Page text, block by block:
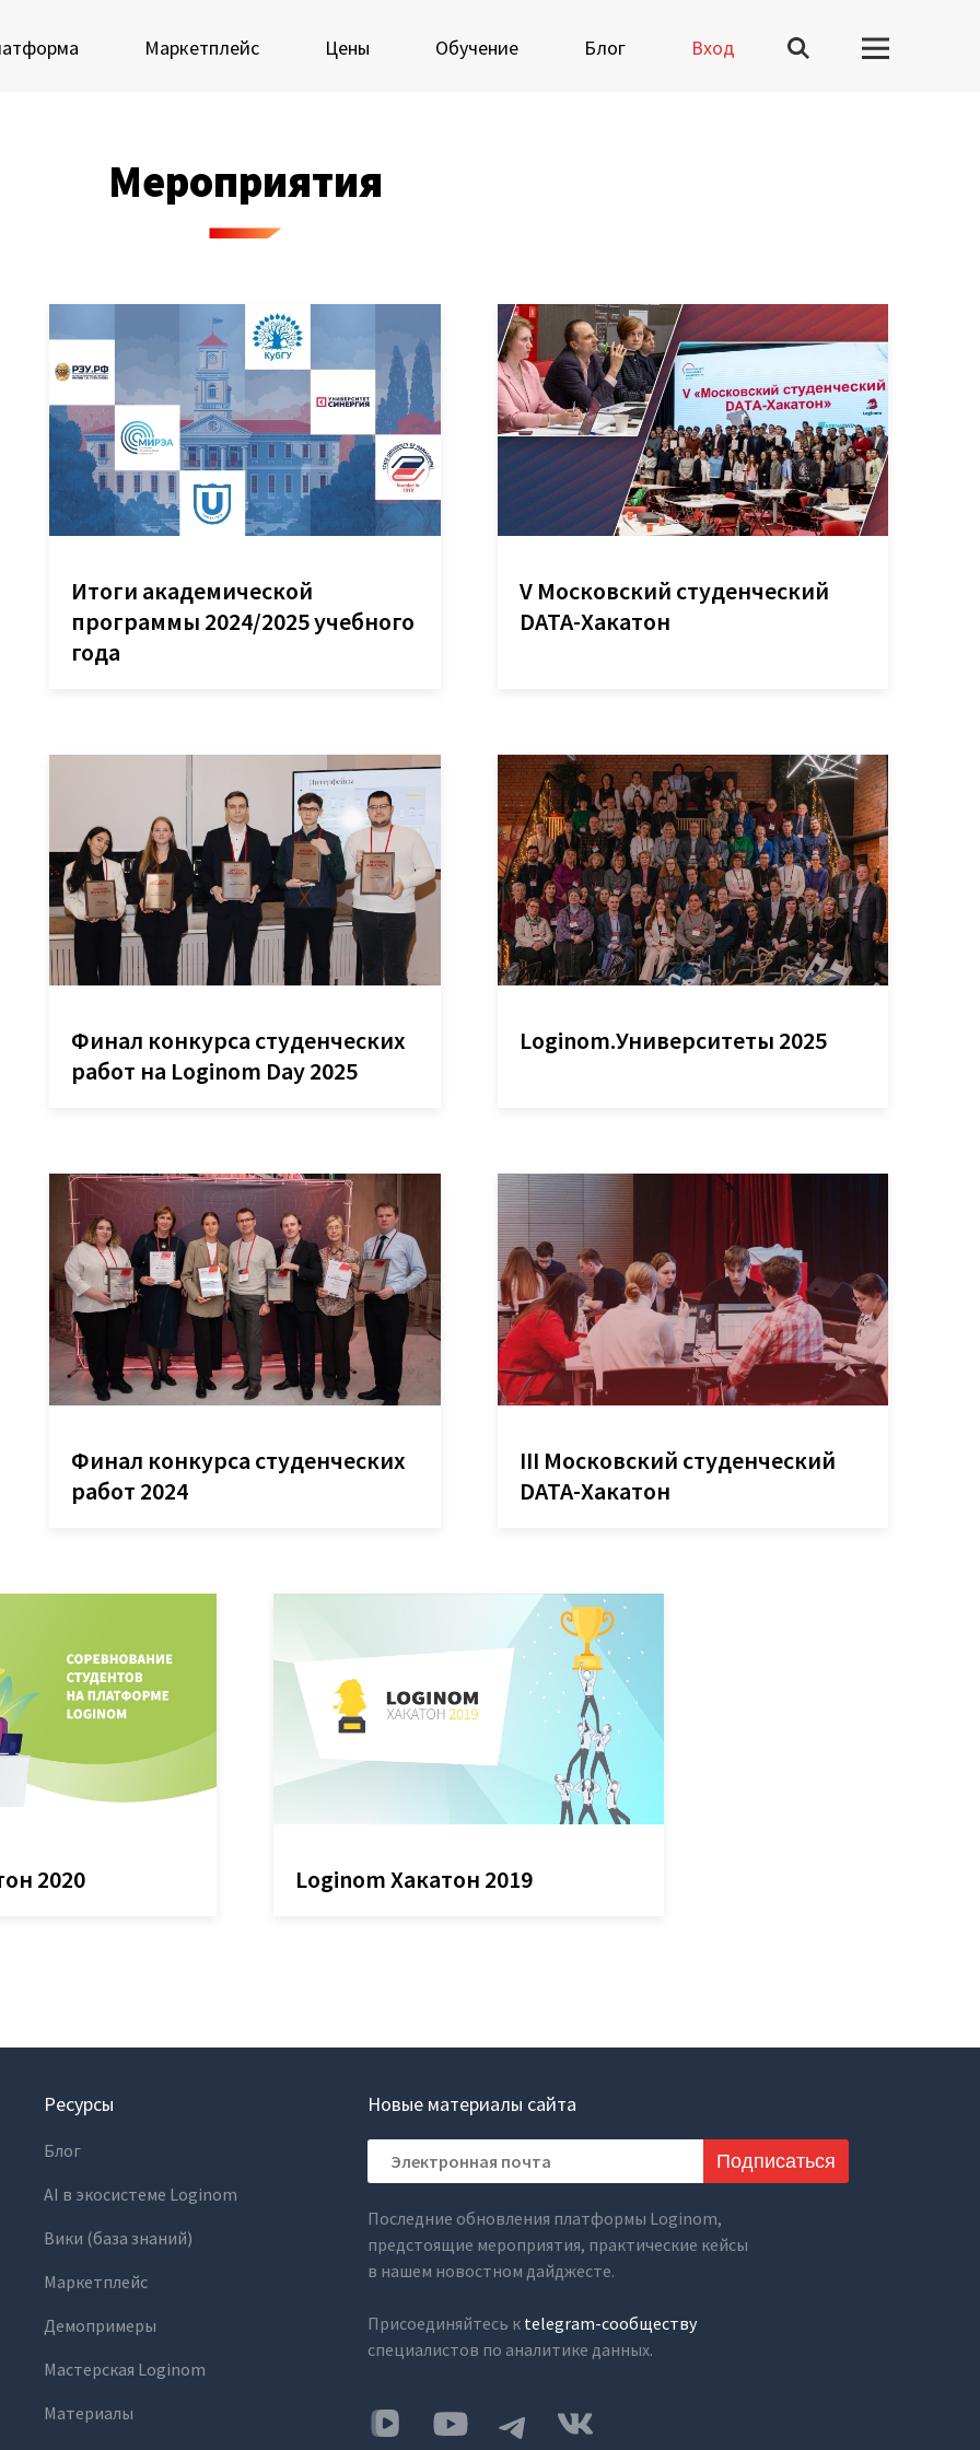
Маркетплейс Цены Обучение Блог Вход
экосистеме Loginom
специалистов
и ответы
решения
Мастерская Loginom
Проекты
Блог
Вики
Партнеры
Партнерская программа
Партнерский портал
Новости
Генеральная уборка
данных
Рецепт продвинутой
аналитики
На высоту enterprise-
аналитики
Контакты
Мероприятия
Итоги академической
программы 2024/2025 учебного
года
V Московский студенческий
DATA-Хакатон
Финал конкурса студенческих
работ на Loginom Day 2025
Loginom.Университеты 2025
Финал конкурса студенческих
работ 2024
III Московский студенческий
DATA-Хакатон
2020 Loginom Хакатон 2019
Ресурсы
Блог
AI в экосистеме Loginom
Вики (база знаний)
Маркетплейс
Демопримеры
Мастерская Loginom
Материалы
Новые материалы сайта
Подписаться
Последние обновления платформы Loginom,
предстоящие мероприятия, практические кейсы
в нашем новостном дайджесте.
Присоединяйтесь к telegram-сообществу
специалистов по аналитике данных.